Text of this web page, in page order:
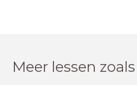
Meer lessen